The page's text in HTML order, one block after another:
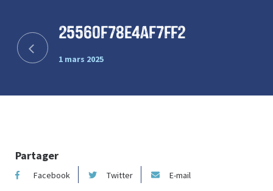
25560f78e4af7ff2
1 mars 2025
Partager
Facebook Twitter E-mail